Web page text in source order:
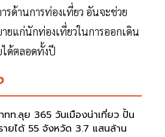
ด้านการท่องเที่ยว อันจะช่วย
ยแก่นักท่องเที่ยวในการออกเดิน
ได้ตลอดทั้งปี
ทท.ลุย 365 วันเมืองน่าเที่ยว ปั้น
ายได้ 55 จังหวัด 3.7 แสนล้าน